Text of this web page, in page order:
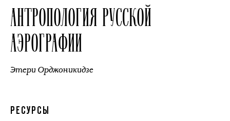
АНТРОПОЛОГИЯ РУССКОЙ
АЭРОГРАФИИ
Этери Орджоникидзе
РЕСУРСЫ